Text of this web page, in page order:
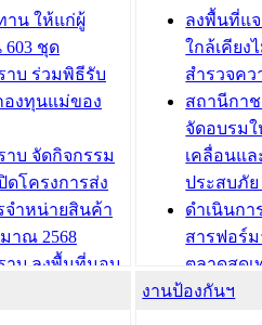
าบ ร่วมการ
นาชาติและ
มท้องถิ่น 2568
ดีเด่นจาก
บียนภาษีป้าย
ชย์ บริเวณ
ระทุมเทพภักดี
เทศบาล
รับฟังคว
ผังเมือง
วารินชำ
เทศบาล
ซักซ้อมแ
ประโยช
บทความ อื่นๆ ...
าน ให้แก่ผู้
ชุด
าบ ร่วมพิธีรับ
องทุนแม่ของ
าบ จัดกิจกรรม
โครงการส่ง
จำหน่ายสินค้า
าณ 2568
าบ ลงพื้นที่มอบ
นย์พักพิง
ลงพื้นที่แ
ใกล้เคียง
สำรวจค
สถานีกา
จัดอบรม
เคลื่อนแ
ประสบภั
ดำเนินกา
สารฟอร์
ตลาดสดเ
วารินชำร
งานป้องกันฯ